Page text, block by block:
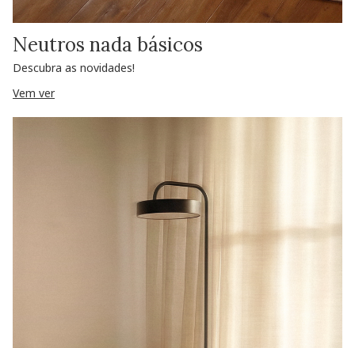
Neutros nada básicos
Descubra as novidades!
Vem ver